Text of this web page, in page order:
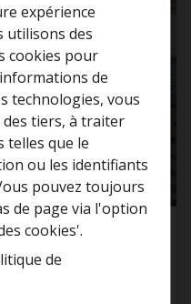
expérience
utilisons des
cookies pour
de
technologies, vous
tiers, à traiter
telles que le
ou les identifiants
pouvez toujours
de page via l'option
cookies'.
de
la
maison ?
premier